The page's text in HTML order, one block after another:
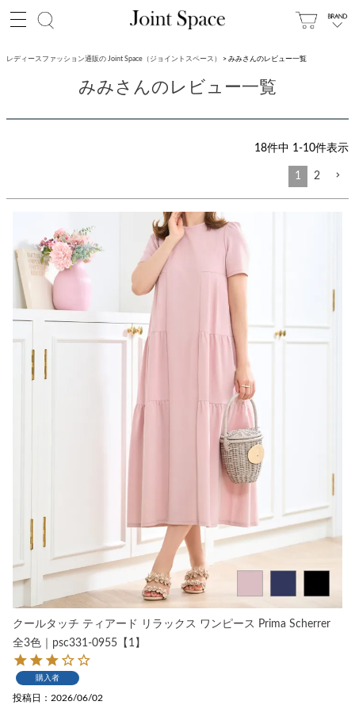
レディースファッション通販の Joint Space（ジョイントスペース） みみさんのレビュー一覧
みみさんのレビュー一覧
18件中 1-10件表示
1 2
クールタッチ ティアード リラックス ワンピース Prima Scherrer
全3色｜psc331-0955【1】
購入者
投稿日 2026/06/02